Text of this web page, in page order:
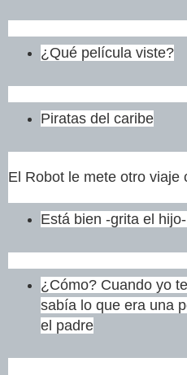
¿Qué película viste?
Piratas del caribe
El Robot le mete otro viaje
Está bien -grita el
¿Cómo? Cuando yo
sabía lo que era una
el padre